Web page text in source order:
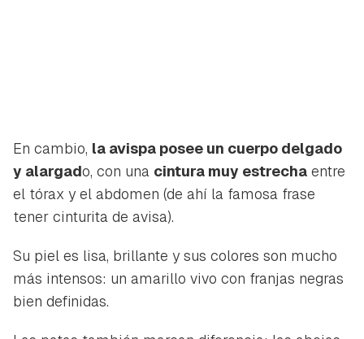
En cambio, la avispa posee un cuerpo delgado
y alargado, con una cintura muy estrecha entre
el tórax y el abdomen (de ahí la famosa frase
tener cinturita de avisa).
Su piel es lisa, brillante y sus colores son mucho
más intensos: un amarillo vivo con franjas negras
bien definidas.